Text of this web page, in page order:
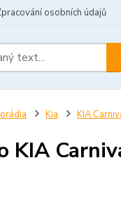
osobních údajů
Kia KIA
KIA